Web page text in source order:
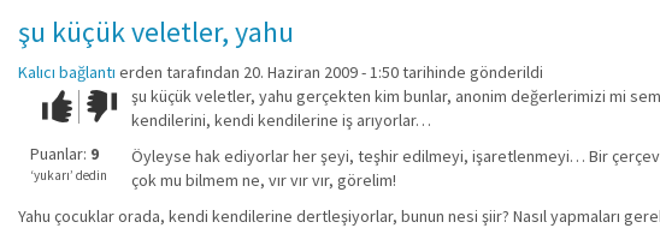
şu küçük veletler, yahu
Kalıcı bağlantı erden tarafından 20. Haziran 2009 - 1:50 tarihinde gönderildi
Çok iyi!O
kadar
iyi
değil!
Puanlar: 9
‘yukarı’ dedin
şu küçük veletler, yahu gerçekten kim bunlar, anonim değerlerimizi mi
kendilerini, kendi kendilerine iş arıyorlar…
Öyleyse hak ediyorlar her şeyi, teşhir edilmeyi, işaretlenmeyi… Bir
çok mu bilmem ne, vır vır vır, görelim!
Yahu çocuklar orada, kendi kendilerine dertleşiyorlar, bunun nesi şiir? Nasıl yapmaları